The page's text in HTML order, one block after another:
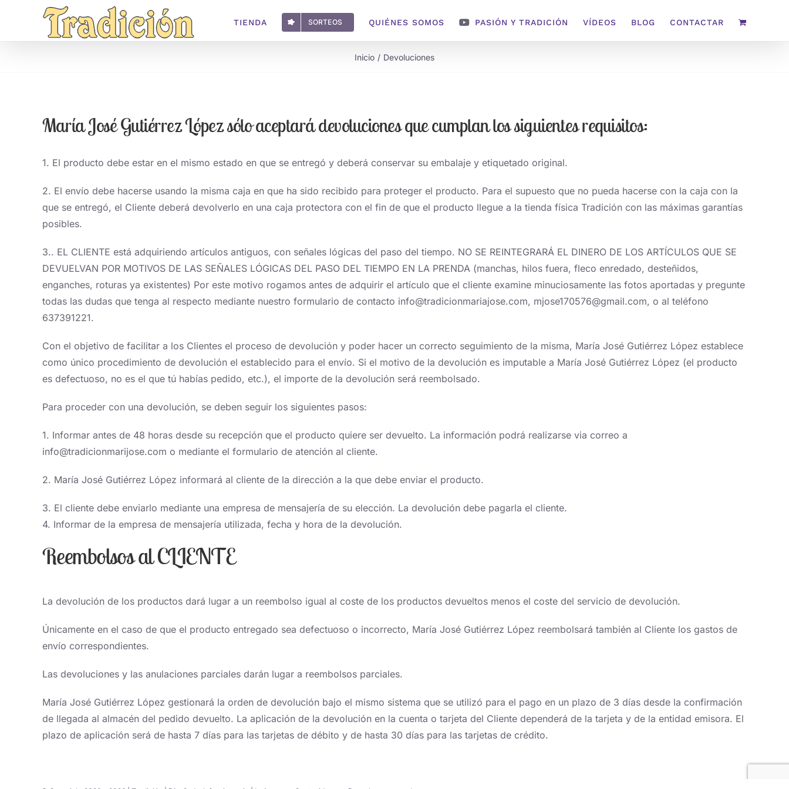
contenido
TIENDA SORTEOS QUIÉNES SOMOS PASIÓN Y TRADICIÓN VÍDEOS BLOG CONTACTAR
Inicio Devoluciones
María José Gutiérrez López sólo aceptará devoluciones que cumplan los siguientes requisitos:
1. El producto debe estar en el mismo estado en que se entregó y deberá conservar su embalaje y etiquetado original.
2. El envío debe hacerse usando la misma caja en que ha sido recibido para proteger el producto. Para el supuesto que no pueda hacerse con la caja con la
que se entregó, el Cliente deberá devolverlo en una caja protectora con el fin de que el producto llegue a la tienda física Tradición con las máximas garantías
posibles.
3.. EL CLIENTE está adquiriendo artículos antiguos, con señales lógicas del paso del tiempo. NO SE REINTEGRARÁ EL DINERO DE LOS ARTÍCULOS QUE SE
DEVUELVAN POR MOTIVOS DE LAS SEÑALES LÓGICAS DEL PASO DEL TIEMPO EN LA PRENDA (manchas, hilos fuera, fleco enredado, desteñidos,
enganches, roturas ya existentes) Por este motivo rogamos antes de adquirir el artículo que el cliente examine minuciosamente las fotos aportadas y pregunte
todas las dudas que tenga al respecto mediante nuestro formulario de contacto info@tradicionmariajose.com, mjose170576@gmail.com, o al teléfono
637391221.
Con el objetivo de facilitar a los Clientes el proceso de devolución y poder hacer un correcto seguimiento de la misma, María José Gutiérrez López establece
como único procedimiento de devolución el establecido para el envío. Si el motivo de la devolución es imputable a María José Gutiérrez López (el producto
es defectuoso, no es el que tú habías pedido, etc.), el importe de la devolución será reembolsado.
Para proceder con una devolución, se deben seguir los siguientes pasos:
1. Informar antes de 48 horas desde su recepción que el producto quiere ser devuelto. La información podrá realizarse via correo a
info@tradicionmarijose.com o mediante el formulario de atención al cliente.
2. María José Gutiérrez López informará al cliente de la dirección a la que debe enviar el producto.
3. El cliente debe enviarlo mediante una empresa de mensajería de su elección. La devolución debe pagarla el cliente.
4. Informar de la empresa de mensajería utilizada, fecha y hora de la devolución.
Reembolsos al CLIENTE
La devolución de los productos dará lugar a un reembolso igual al coste de los productos devueltos menos el coste del servicio de devolución.
Únicamente en el caso de que el producto entregado sea defectuoso o incorrecto, María José Gutiérrez López reembolsará también al Cliente los gastos de
envío correspondientes.
Las devoluciones y las anulaciones parciales darán lugar a reembolsos parciales.
María José Gutiérrez López gestionará la orden de devolución bajo el mismo sistema que se utilizó para el pago en un plazo de 3 días desde la confirmación
de llegada al almacén del pedido devuelto. La aplicación de la devolución en la cuenta o tarjeta del Cliente dependerá de la tarjeta y de la entidad emisora. El
plazo de aplicación será de hasta 7 días para las tarjetas de débito y de hasta 30 días para las tarjetas de crédito.